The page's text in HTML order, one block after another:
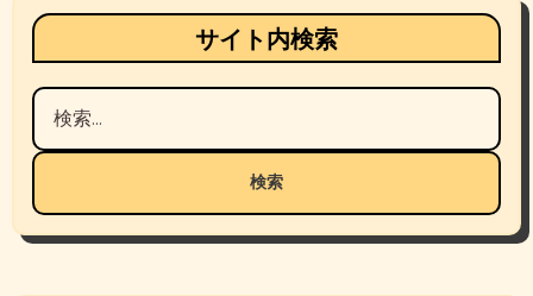
サイト内検索
検
索: